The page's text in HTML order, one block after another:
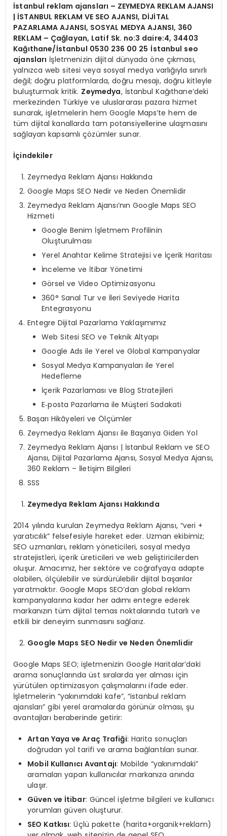
İstanbul reklam ajansları – ZEYMEDYA REKLAM AJANSI
| İSTANBUL REKLAM VE SEO AJANSI, DİJİTAL
PAZARLAMA AJANSI, SOSYAL MEDYA AJANSI, 360
REKLAM – Çağlayan, Latif Sk. no:3 daire:4, 34403
Kağıthane/İstanbul 0530 236 00 25 İstanbul seo
ajansları İşletmenizin dijital dünyada öne çıkması,
yalnızca web sitesi veya sosyal medya varlığıyla sınırlı
değil; doğru platformlarda, doğru mesajı, doğru kitleyle
buluşturmak kritik. Zeymedya, İstanbul Kağıthane’deki
merkezinden Türkiye ve uluslararası pazara hizmet
sunarak, işletmelerin hem Google Maps’te hem de
tüm dijital kanallarda tam potansiyellerine ulaşmasını
sağlayan kapsamlı çözümler sunar.
İçindekiler
Zeymedya Reklam Ajansı Hakkında
Google Maps SEO Nedir ve Neden Önemlidir
Zeymedya Reklam Ajansı’nın Google Maps SEO
Hizmeti
Google Benim İşletmem Profilinin
Oluşturulması
Yerel Anahtar Kelime Stratejisi ve İçerik Haritası
İnceleme ve İtibar Yönetimi
Görsel ve Video Optimizasyonu
360° Sanal Tur ve İleri Seviyede Harita
Entegrasyonu
Entegre Dijital Pazarlama Yaklaşımımız
Web Sitesi SEO ve Teknik Altyapı
Google Ads ile Yerel ve Global Kampanyalar
Sosyal Medya Kampanyaları ile Yerel
Hedefleme
İçerik Pazarlaması ve Blog Stratejileri
E‑posta Pazarlama ile Müşteri Sadakati
Başarı Hikâyeleri ve Ölçümler
Zeymedya Reklam Ajansı ile Başarıya Giden Yol
Zeymedya Reklam Ajansı | İstanbul Reklam ve SEO
Ajansı, Dijital Pazarlama Ajansı, Sosyal Medya Ajansı,
360 Reklam – İletişim Bilgileri
SSS
Zeymedya Reklam Ajansı Hakkında
2014 yılında kurulan Zeymedya Reklam Ajansı, “veri +
yaratıcılık” felsefesiyle hareket eder. Uzman ekibimiz;
SEO uzmanları, reklam yöneticileri, sosyal medya
stratejistleri, içerik üreticileri ve web geliştiricilerden
oluşur. Amacımız, her sektöre ve coğrafyaya adapte
olabilen, ölçülebilir ve sürdürülebilir dijital başarılar
yaratmaktır. Google Maps SEO’dan global reklam
kampanyalarına kadar her adımı entegre ederek
markanızın tüm dijital temas noktalarında tutarlı ve
etkili bir deneyim sunmasını sağlarız.
Google Maps SEO Nedir ve Neden Önemlidir
Google Maps SEO; işletmenizin Google Haritalar’daki
arama sonuçlarında üst sıralarda yer alması için
yürütülen optimizasyon çalışmalarını ifade eder.
İşletmelerin “yakınımdaki kafe”, “istanbul reklam
ajansları” gibi yerel aramalarda görünür olması, şu
avantajları beraberinde getirir:
Artan Yaya ve Araç Trafiği: Harita sonuçları
doğrudan yol tarifi ve arama bağlantıları sunar.
Mobil Kullanıcı Avantajı: Mobilde “yakınımdaki”
aramaları yapan kullanıcılar markanıza anında
ulaşır.
Güven ve İtibar: Güncel işletme bilgileri ve kullanıcı
yorumları güven oluşturur.
SEO Katkısı: Üçlü pakette (harita+organik+reklam)